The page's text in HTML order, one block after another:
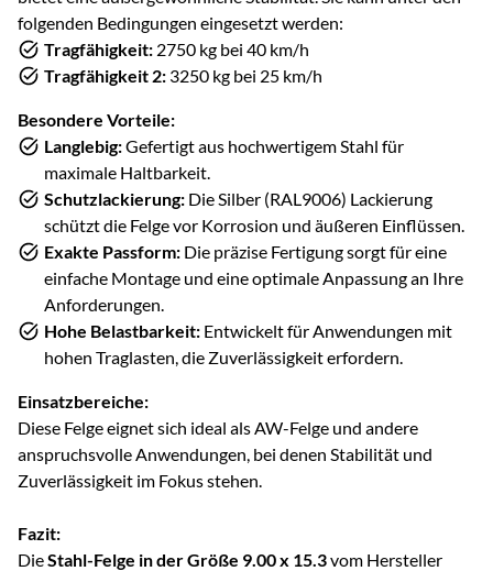
folgenden Bedingungen eingesetzt werden:
Tragfähigkeit: 2750 kg bei 40 km/h
Tragfähigkeit 2: 3250 kg bei 25 km/h
Besondere Vorteile:
Langlebig:Gefertigt aus hochwertigem Stahl für
maximale Haltbarkeit.
Schutzlackierung: Die Silber (RAL9006) Lackierung
schützt die Felge vor Korrosion und äußeren Einflüssen.
Exakte Passform: Die präzise Fertigung sorgt für eine
einfache Montage und eine optimale Anpassung an Ihre
Anforderungen.
Hohe Belastbarkeit: Entwickelt für Anwendungen mit
hohen Traglasten, die Zuverlässigkeit erfordern.
Einsatzbereiche:
Diese Felge eignet sich ideal als AW-Felge und andere
anspruchsvolle Anwendungen, bei denen Stabilität und
Zuverlässigkeit im Fokus stehen.
Fazit:
DieStahl-Felge in der Größe 9.00 x 15.3vom Hersteller